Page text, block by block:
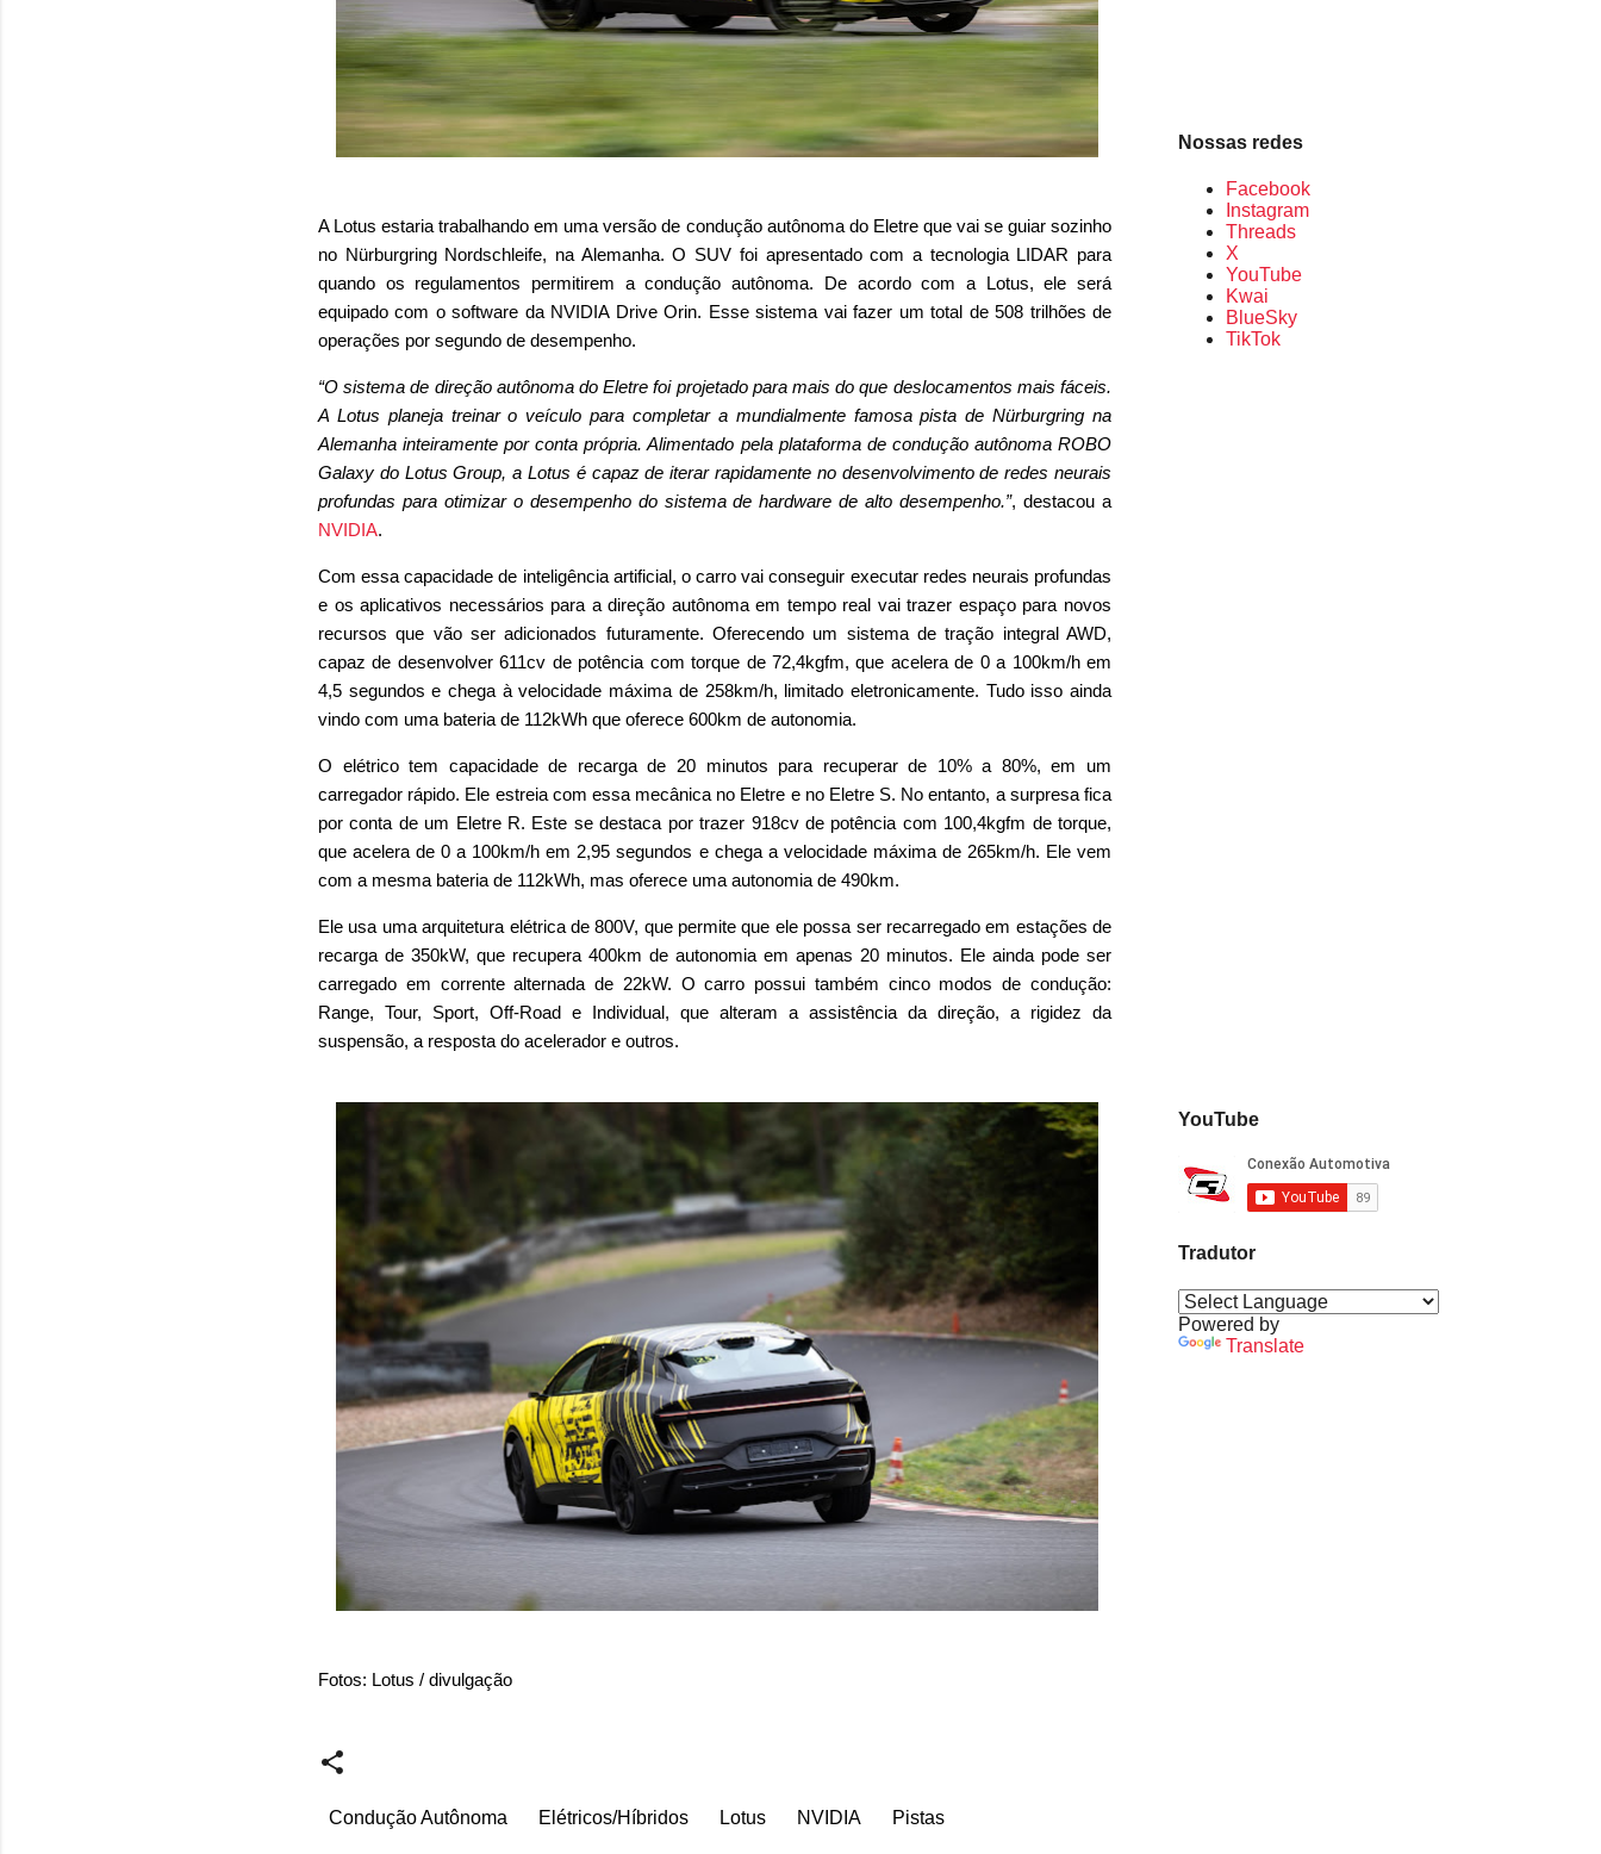
Nossas redes
Facebook
Instagram
Threads
X
YouTube
Kwai
BlueSky
TikTok
YouTube
Tradutor
Powered by
Translate
A Lotus estaria trabalhando em uma versão de condução autônoma do Eletre que vai se guiar sozinho
no Nürburgring Nordschleife, na Alemanha. O SUV foi apresentado com a tecnologia LIDAR para
quando os regulamentos permitirem a condução autônoma. De acordo com a Lotus, ele será
equipado com o software da NVIDIA Drive Orin. Esse sistema vai fazer um total de 508 trilhões de
operações por segundo de desempenho.
“O sistema de direção autônoma do Eletre foi projetado para mais do que deslocamentos mais fáceis.
A Lotus planeja treinar o veículo para completar a mundialmente famosa pista de Nürburgring na
Alemanha inteiramente por conta própria. Alimentado pela plataforma de condução autônoma ROBO
Galaxy do Lotus Group, a Lotus é capaz de iterar rapidamente no desenvolvimento de redes neurais
profundas para otimizar o desempenho do sistema de hardware de alto desempenho.”, destacou a
NVIDIA.
Com essa capacidade de inteligência artificial, o carro vai conseguir executar redes neurais profundas
e os aplicativos necessários para a direção autônoma em tempo real vai trazer espaço para novos
recursos que vão ser adicionados futuramente. Oferecendo um sistema de tração integral AWD,
capaz de desenvolver 611cv de potência com torque de 72,4kgfm, que acelera de 0 a 100km/h em
4,5 segundos e chega à velocidade máxima de 258km/h, limitado eletronicamente. Tudo isso ainda
vindo com uma bateria de 112kWh que oferece 600km de autonomia.
O elétrico tem capacidade de recarga de 20 minutos para recuperar de 10% a 80%, em um
carregador rápido. Ele estreia com essa mecânica no Eletre e no Eletre S. No entanto, a surpresa fica
por conta de um Eletre R. Este se destaca por trazer 918cv de potência com 100,4kgfm de torque,
que acelera de 0 a 100km/h em 2,95 segundos e chega a velocidade máxima de 265km/h. Ele vem
com a mesma bateria de 112kWh, mas oferece uma autonomia de 490km.
Ele usa uma arquitetura elétrica de 800V, que permite que ele possa ser recarregado em estações de
recarga de 350kW, que recupera 400km de autonomia em apenas 20 minutos. Ele ainda pode ser
carregado em corrente alternada de 22kW. O carro possui também cinco modos de condução:
Range, Tour, Sport, Off-Road e Individual, que alteram a assistência da direção, a rigidez da
suspensão, a resposta do acelerador e outros.
Fotos: Lotus / divulgação
Condução Autônoma Elétricos/Híbridos Lotus NVIDIA Pistas